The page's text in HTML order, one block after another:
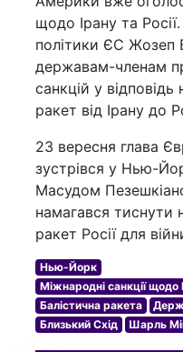
щодо Ірану та
політики ЄС Жозеп
державам-членам
санкцій у
ракет від Ірану до
23 вересня глава
зустрівся у Нью-
Масудом
намагався тиснути
ракет Росії для
Нью-Йорк
Міжнародні санкції
Балістична ракета
Близький Схід
Шарль